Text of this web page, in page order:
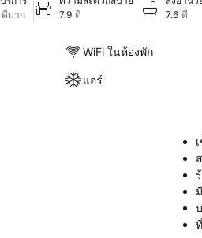
ดีมาก
7.9 ดี
7.6 ดี
WiFi ในห้องพัก
แอร์